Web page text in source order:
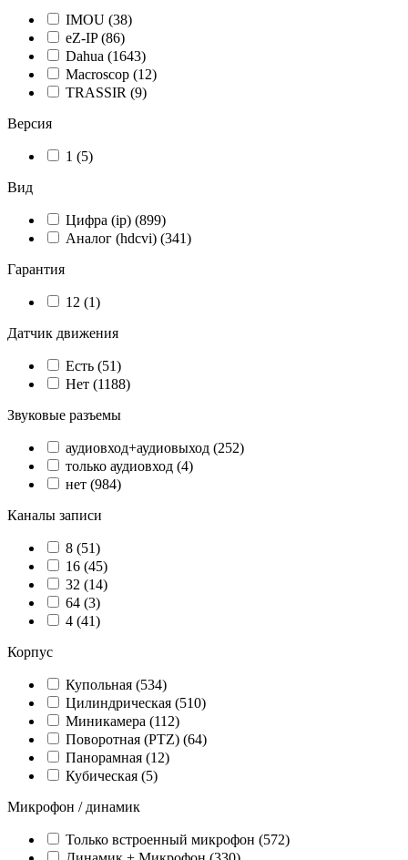
IMOU (38)
eZ-IP (86)
Dahua (1643)
Macroscop (12)
TRASSIR (9)
Версия
1 (5)
Вид
Цифра (ip) (899)
Аналог (hdcvi) (341)
Гарантия
12 (1)
Датчик движения
Есть (51)
Нет (1188)
Звуковые разъемы
аудиовход+аудиовыход (252)
только аудиовход (4)
нет (984)
Каналы записи
8 (51)
16 (45)
32 (14)
64 (3)
4 (41)
Корпус
Купольная (534)
Цилиндрическая (510)
Миникамера (112)
Поворотная (PTZ) (64)
Панорамная (12)
Кубическая (5)
Микрофон / динамик
Только встроенный микрофон (572)